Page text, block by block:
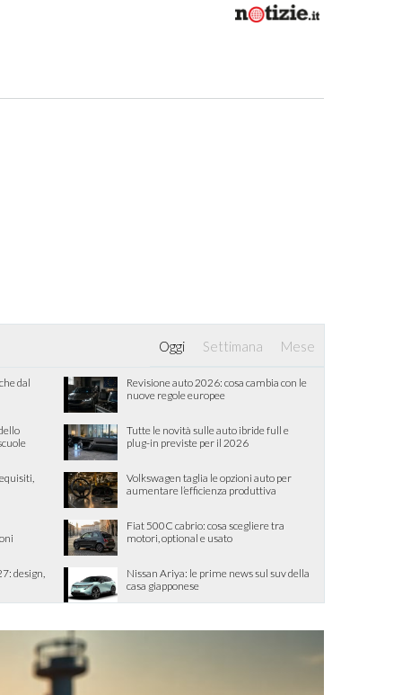
Oggi Settimana Mese
dal
Revisione auto 2026: cosa cambia con le
nuove regole europee
Tutte le novità sulle auto ibride full e
plug-in previste per il 2026
Volkswagen taglia le opzioni auto per
aumentare l’efficienza produttiva
Fiat 500C cabrio: cosa scegliere tra
motori, optional e usato
design,
Nissan Ariya: le prime news sul suv della
casa giapponese